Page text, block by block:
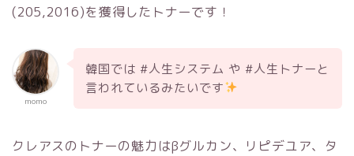
(205,2016)を獲得したトナーです！
momo
韓国では #人生システム や #人生トナーと
言われているみたいです
クレアスのトナーの魅力はβグルカン、リピデユア、タ